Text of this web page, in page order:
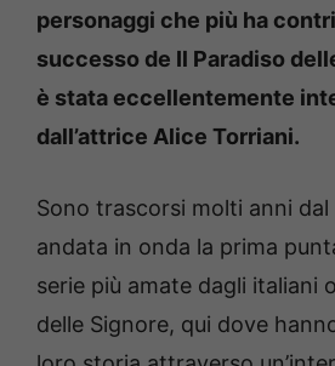
personaggi che più ha
successo de Il Paradiso
è stata eccellentemente
dall’attrice Alice Torriani.
Sono trascorsi molti anni
andata in onda la prima
serie più amate dagli italiani
delle Signore, qui dove